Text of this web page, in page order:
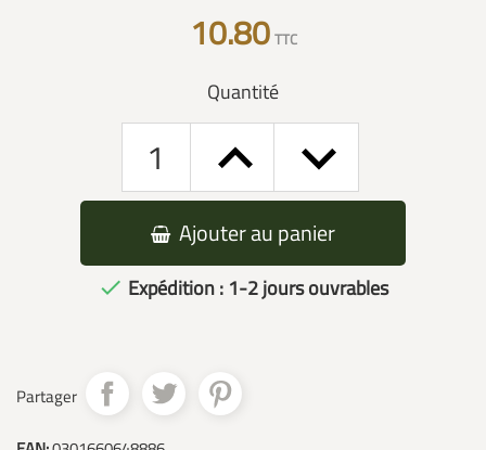
10.80 TTC
Quantité
Ajouter au panier
 Expédition : 1-2 jours ouvrables
Partager